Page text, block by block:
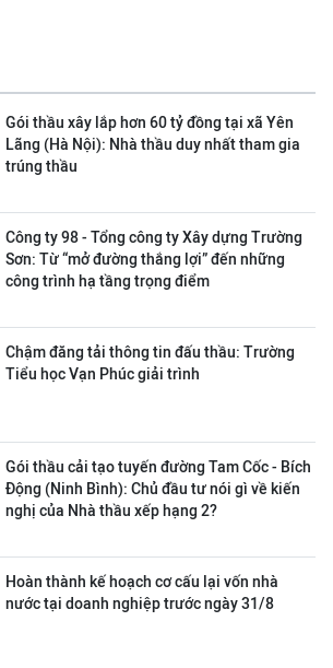
Gói thầu xây lắp hơn 60 tỷ đồng tại xã Yên
Lãng (Hà Nội): Nhà thầu duy nhất tham gia
trúng thầu
Công ty 98 - Tổng công ty Xây dựng Trường
Sơn: Từ “mở đường thắng lợi” đến những
công trình hạ tầng trọng điểm
Chậm đăng tải thông tin đấu thầu: Trường
Tiểu học Vạn Phúc giải trình
Gói thầu cải tạo tuyến đường Tam Cốc - Bích
Động (Ninh Bình): Chủ đầu tư nói gì về kiến
nghị của Nhà thầu xếp hạng 2?
Hoàn thành kế hoạch cơ cấu lại vốn nhà
nước tại doanh nghiệp trước ngày 31/8